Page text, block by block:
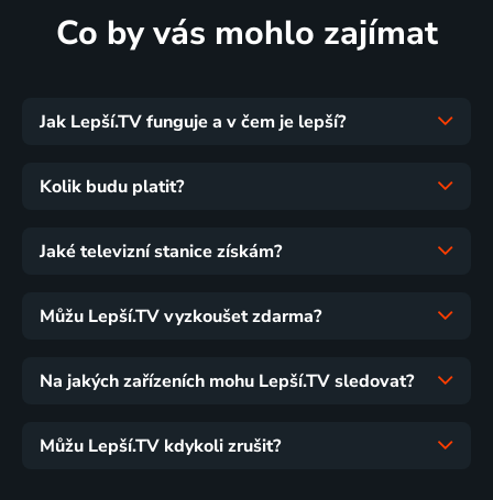
Co by vás mohlo zajímat
Jak Lepší.TV funguje a v čem je lepší?
Kolik budu platit?
Jaké televizní stanice získám?
Můžu Lepší.TV vyzkoušet zdarma?
Na jakých zařízeních mohu Lepší.TV sledovat?
Můžu Lepší.TV kdykoli zrušit?